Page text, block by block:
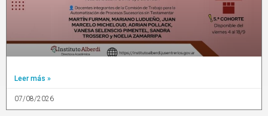
Leer más »
07/08/2026